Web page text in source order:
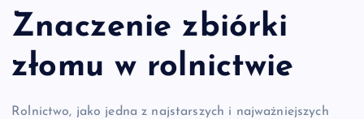
Znaczenie zbiórki
złomu w rolnictwie
Rolnictwo, jako jedna z najstarszych i najważniejszych